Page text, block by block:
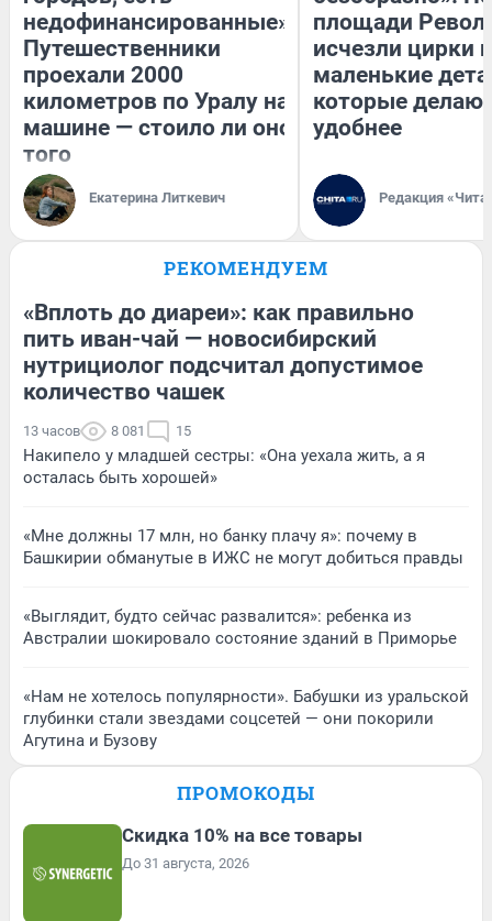
недофинансированные».
Путешественники
проехали 2000
километров по Уралу на
машине — стоило ли оно
того
Екатерина Литкевич
площади
исчезли цирки
маленькие
которые
удобнее
Редакция
РЕКОМЕНДУЕМ
«Вплоть до диареи»: как правильно
пить иван-чай — новосибирский
нутрициолог подсчитал допустимое
количество чашек
13 часов 8 081 15
Накипело у младшей сестры: «Она уехала жить, а я
осталась быть хорошей»
«Мне должны 17 млн, но банку плачу я»: почему в
Башкирии обманутые в ИЖС не могут добиться правды
«Выглядит, будто сейчас развалится»: ребенка из
Австралии шокировало состояние зданий в Приморье
«Нам не хотелось популярности». Бабушки из уральской
глубинки стали звездами соцсетей — они покорили
Агутина и Бузову
ПРОМОКОДЫ
Скидка 10% на все товары
До 31 августа, 2026